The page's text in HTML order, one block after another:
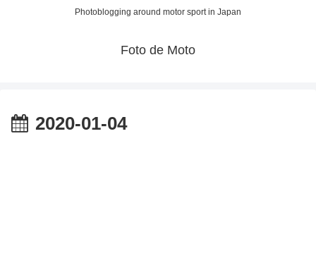
Photoblogging around motor sport in Japan
Foto de Moto
2020-01-04